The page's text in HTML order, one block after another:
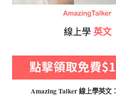
線上學 英文
Amazing Talker 線上學英文：